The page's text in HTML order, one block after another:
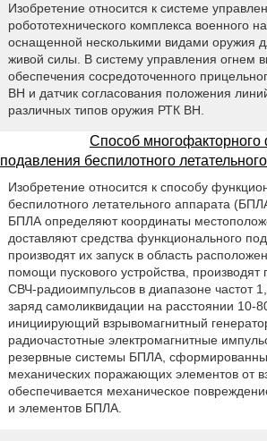
Изобретение относится к системе
робототехнического комплекса военного
оснащенной несколькими видами оружия
живой силы. В систему управления огнем
обеспечения сосредоточенного
ВН и датчик согласования положения
различных типов оружия РТК ВН.
Способ многофакторного
подавления беспилотного
Изобретение относится к способу
беспилотного летательного аппарата
БПЛА определяют координаты
доставляют средства функционального
производят их запуск в область
помощи пускового устройства,
СВЧ-радиоимпульсов в диапазоне частот
заряд самоликвидации на расстоянии 10-
инициирующий взрывомагнитный
радиочастотные электромагнитные
резервные системы БПЛА,
механических поражающих элементов от
обеспечивается механическое
и элементов БПЛА.